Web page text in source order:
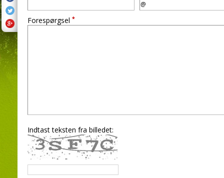
Forespørgsel *
Indtast teksten fra billedet: